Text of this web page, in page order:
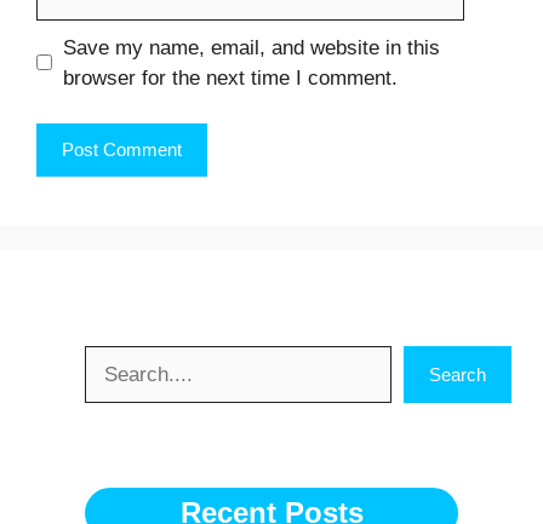
Save my name, email, and website in this
browser for the next time I comment.
Search
Recent Posts